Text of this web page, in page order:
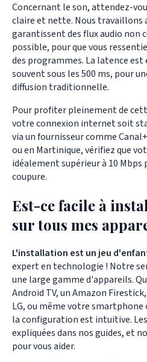
Concernant le son, attendez-
claire et nette. Nous travaillons
garantissent des flux audio non
possible, pour que vous
des programmes. La latence
souvent sous les 500 ms, pour
diffusion traditionnelle.
Pour profiter pleinement de
votre connexion internet soit
via un fournisseur comme
ou en Martinique, vérifiez que
idéalement supérieur à 10 Mbps
coupure.
Est-ce facile à
sur tous mes
L'installation est un jeu
expert en technologie ! Notre
une large gamme d'appareils.
Android TV, un Amazon
LG, ou même votre
la configuration est intuitive.
expliquées dans nos guides, et
pour vous aider.